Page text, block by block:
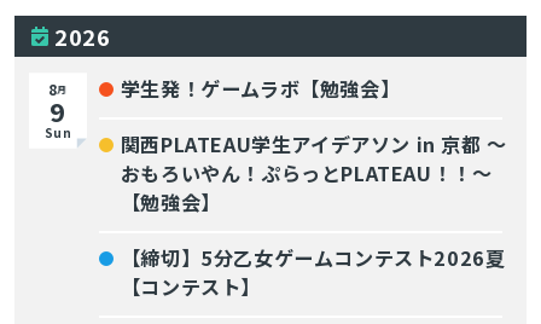
2026
8月
9
Sun
学生発！ゲームラボ【勉強会】
関西PLATEAU学生アイデアソン in 京都 〜
おもろいやん！ぷらっとPLATEAU！！〜
【勉強会】
【締切】5分乙女ゲームコンテスト2026夏
【コンテスト】